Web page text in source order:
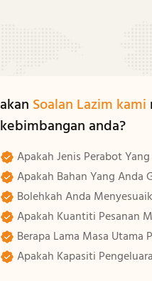
akan Soalan Lazim kami
kebimbangan anda?
Apakah Jenis Perabot
Apakah Bahan Yang Anda
Bolehkah Anda
Apakah Kuantiti Pesanan
Berapa Lama Masa Utama
Apakah Kapasiti